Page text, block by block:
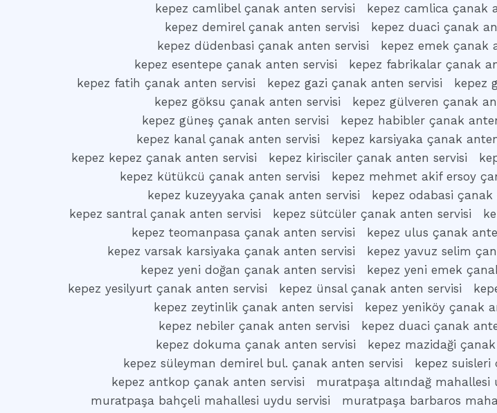
kepez camlibel çanak anten servisi
kepez camlica çanak
kepez demirel çanak anten servisi
kepez duaci çanak
kepez düdenbasi çanak anten servisi
kepez emek çanak
kepez esentepe çanak anten servisi
kepez fabrikalar çanak
kepez fatih çanak anten servisi
kepez gazi çanak anten servisi kepez
kepez göksu çanak anten servisi
kepez gülveren çanak
kepez güneş çanak anten servisi
kepez habibler çanak
kepez kanal çanak anten servisi
kepez karsiyaka çanak
kepez kepez çanak anten servisi
kepez kirisciler çanak anten servisi
kepez kütükcü çanak anten servisi
kepez mehmet akif ersoy
kepez kuzeyyaka çanak anten servisi
kepez odabasi çanak
kepez santral çanak anten servisi
kepez sütcüler çanak anten servisi
kepez teomanpasa çanak anten servisi
kepez ulus çanak
kepez varsak karsiyaka çanak anten servisi
kepez yavuz selim
kepez yeni doğan çanak anten servisi
kepez yeni emek
kepez yesilyurt çanak anten servisi
kepez ünsal çanak anten servisi
kepez zeytinlik çanak anten servisi
kepez yeniköy çanak
kepez nebiler çanak anten servisi
kepez duaci çanak
kepez dokuma çanak anten servisi
kepez mazidaği
kepez süleyman demirel bul. çanak anten servisi
kepez suisleri
kepez antkop çanak anten servisi
muratpaşa altındağ mahallesi
muratpaşa bahçeli mahallesi uydu servisi
muratpaşa barbaros